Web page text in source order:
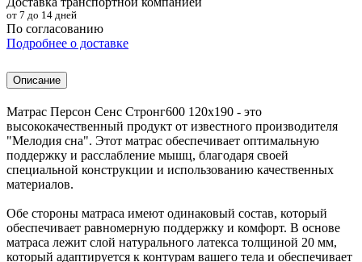
от 7 до 14 дней
По согласованию
Подробнее о доставке
Описание
Матрас Персон Сенс Стронг600 120х190 - это
высококачественный продукт от известного производителя
"Мелодия сна". Этот матрас обеспечивает оптимальную
поддержку и расслабление мышц, благодаря своей
специальной конструкции и использованию качественных
материалов.
Обе стороны матраса имеют одинаковый состав, который
обеспечивает равномерную поддержку и комфорт. В основе
матраса лежит слой натурального латекса толщиной 20 мм,
который адаптируется к контурам вашего тела и обеспечивает